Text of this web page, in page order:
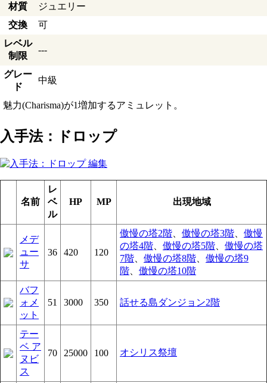
材質
ジュエリー
交換
可
レベル
制限
---
グレー
ド
中級
魅力(Charisma)が1増加するアミュレット。
入手法：ドロップ
名前
レ
ベ
ル
HP MP 出現地域
メデ
ュー
サ
36 420 120
傲慢の塔2階 傲慢の塔3階
傲慢
の塔4階
傲慢の塔5階
傲慢の塔
7階
傲慢の塔8階
傲慢の塔9
階
傲慢の塔10階
バフ
ォメ
ット
51 3000 350 話せる島ダンジョン2階
テー
ベ ア
ヌビ
ス
70 25000 100 オシリス祭壇